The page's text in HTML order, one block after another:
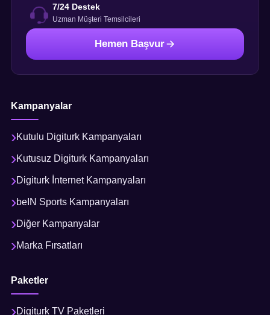
7/24 Destek
Uzman Müşteri Temsilcileri
Hemen Başvur
Kampanyalar
Kutulu Digiturk Kampanyaları
Kutusuz Digiturk Kampanyaları
Digiturk İnternet Kampanyaları
beIN Sports Kampanyaları
Diğer Kampanyalar
Marka Fırsatları
Paketler
Digiturk TV Paketleri